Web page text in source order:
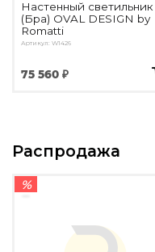
Настенный светильник
(Бра) OVAL DESIGN by
Romatti
Артикул: W1426
75 560 ₽
Распродажа
%